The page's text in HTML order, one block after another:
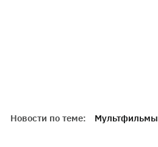
Новости по теме: Мультфильмы